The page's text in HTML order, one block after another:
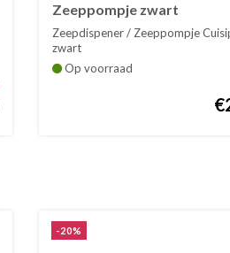
Zeeppompje zwart
Zeepdispener / Zeeppompje
zwart
Op voorraad
-20%